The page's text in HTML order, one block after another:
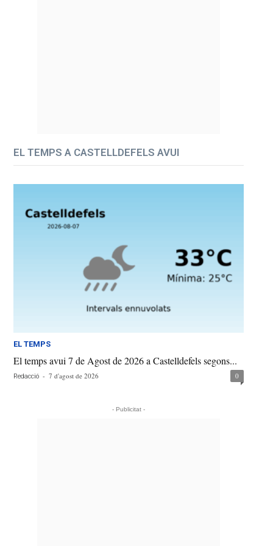
EL TEMPS A CASTELLDEFELS AVUI
EL TEMPS
El temps avui 7 de Agost de 2026 a Castelldefels segons...
Redacció - 7 d'agost de 2026 0
- Publicitat -